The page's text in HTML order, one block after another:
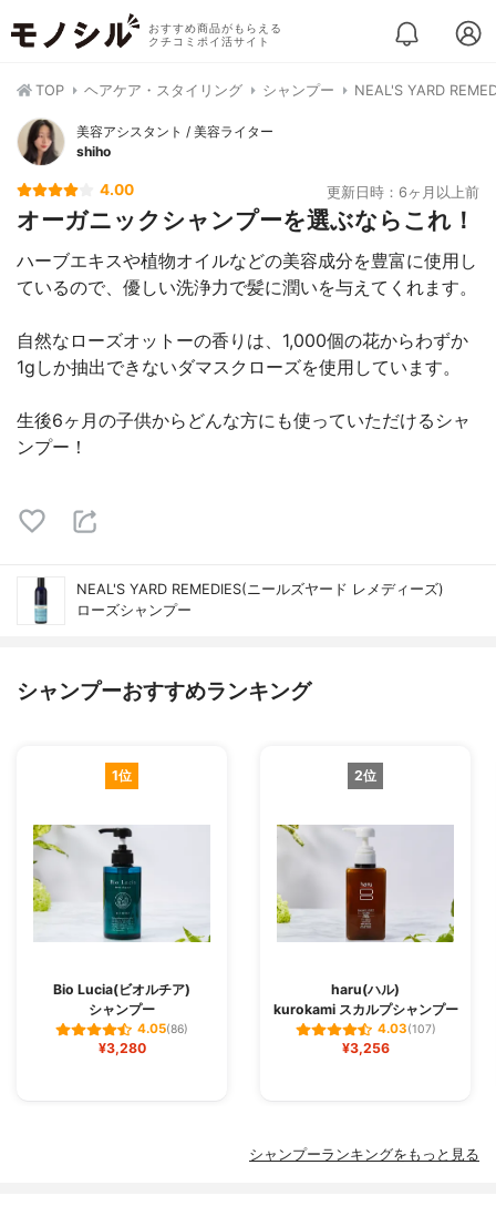
おすすめ商品がもらえる
クチコミポイ活サイト
TOP ヘアケア・スタイリング シャンプー NEAL'S YARD
美容アシスタント / 美容ライター
shiho
4.00 更新日時：6ヶ月以上前
オーガニックシャンプーを選ぶならこれ！
ハーブエキスや植物オイルなどの美容成分を豊富に使用し
ているので、優しい洗浄力で髪に潤いを与えてくれます。
自然なローズオットーの香りは、1,000個の花からわずか
1gしか抽出できないダマスクローズを使用しています。
生後6ヶ月の子供からどんな方にも使っていただけるシャ
ンプー！
NEAL'S YARD REMEDIES(ニールズヤード レメディーズ)
ローズシャンプー
シャンプーおすすめランキング
1位
Bio Lucia(ビオルチア)
シャンプー
4.05(86)
¥3,280
2位
haru(ハル)
kurokami スカルプシャンプー
4.03(107)
¥3,256
シャンプーランキングをもっと見る